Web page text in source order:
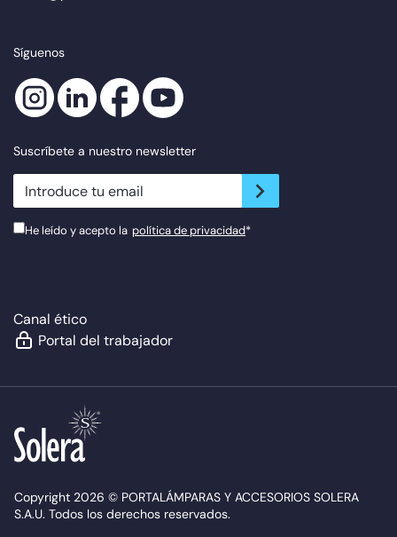
Síguenos
Suscríbete a nuestro newsletter
newsletter.suscribe
He leído y acepto la política de privacidad*
Canal ético
Portal del trabajador
Copyright 2026 © PORTALÁMPARAS Y ACCESORIOS SOLERA
S.A.U. Todos los derechos reservados.